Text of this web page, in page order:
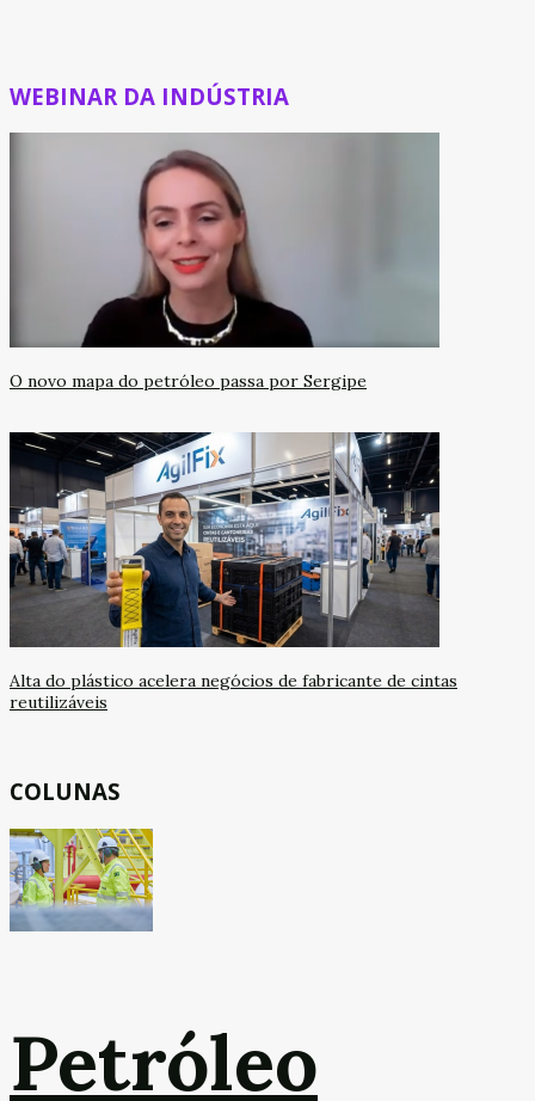
WEBINAR DA INDÚSTRIA
O novo mapa do petróleo passa por Sergipe
Alta do plástico acelera negócios de fabricante de cintas
reutilizáveis
COLUNAS
Petróleo